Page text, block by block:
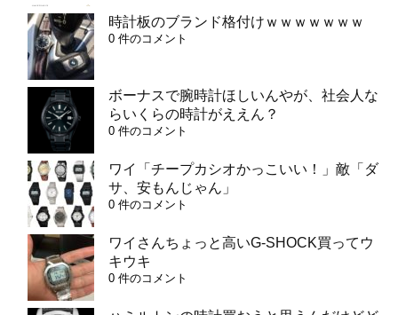
時計板のブランド格付けｗｗｗｗｗｗｗ
0 件のコメント
ボーナスで腕時計ほしいんやが、社会人な
らいくらの時計がええん？
0 件のコメント
ワイ「チープカシオかっこいい！」敵「ダ
サ、安もんじゃん」
0 件のコメント
ワイさんちょっと高いG-SHOCK買ってウ
キウキ
0 件のコメント